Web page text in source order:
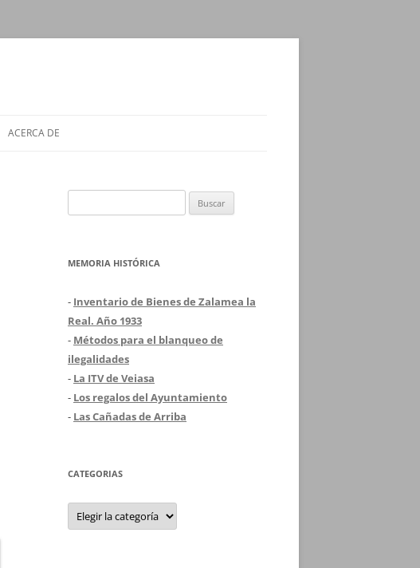
ACERCA DE
MEMORIA HISTÓRICA
- Inventario de Bienes de Zalamea la
Real. Año 1933
- Métodos para el blanqueo de
ilegalidades
- La ITV de Veiasa
- Los regalos del Ayuntamiento
- Las Cañadas de Arriba
CATEGORIAS
Categorias